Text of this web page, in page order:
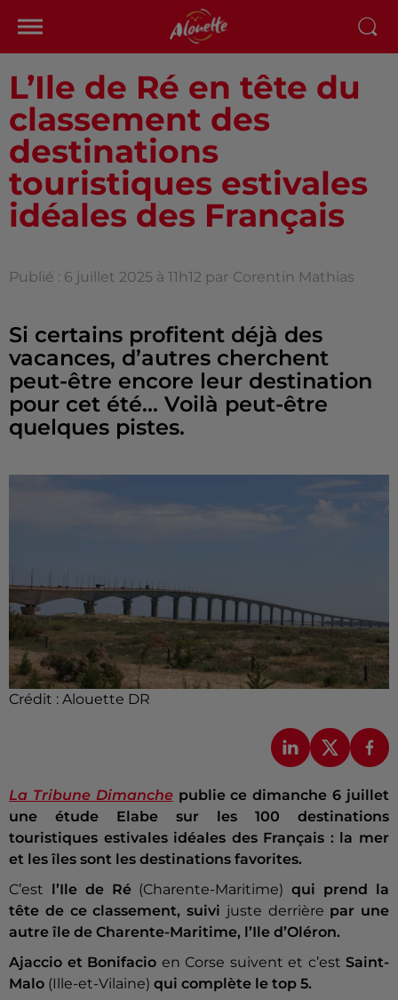
L’Ile de Ré en tête du
classement des
destinations
touristiques estivales
idéales des Français
Publié : 6 juillet 2025 à 11h12 par Corentin Mathias
Si certains profitent déjà des
vacances, d’autres cherchent
peut-être encore leur destination
pour cet été... Voilà peut-être
quelques pistes.
Crédit : Alouette DR
La Tribune Dimanchepublie ce dimanche 6 juillet
une étude Elabe sur les 100 destinations
touristiques estivales idéales des Français : la mer
et les îles sont les destinations favorites.
C’est l’Ile de Ré(Charente-Maritime)qui prend la
tête de ce classement, suivi juste derrière par une
autre île de Charente-Maritime, l’Ile d’Oléron.
Ajaccio et Bonifacio en Corse suivent et c’est Saint-
Malo (Ille-et-Vilaine) qui complète le top 5.